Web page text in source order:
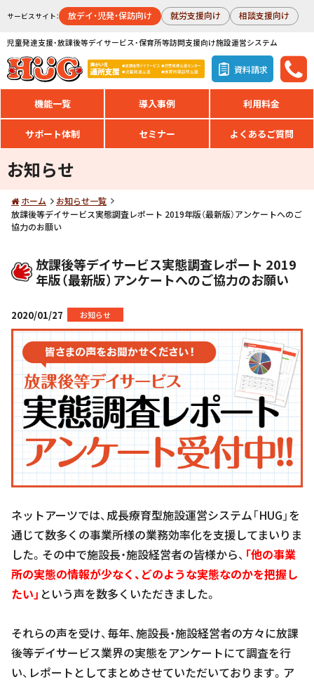
サービスサイト： 放デイ・児発・保訪向け 就労支援向け 相談支援向け
児童発達支援・放課後等デイサービス・保育所等訪問支援向け施設運営システム
資料請求
機能一覧 導入事例 利用料金
サポート体制 セミナー よくあるご質問
お知らせ
ホーム
お知らせ一覧
放課後等デイサービス実態調査レポート 2019年版（最新版）アンケートへのご
協力のお願い
放課後等デイサービス実態調査レポート 2019
年版（最新版）アンケートへのご協力のお願い
2020/01/27 お知らせ
ネットアーツでは、成長療育型施設運営システム「HUG」を
通じて数多くの事業所様の業務効率化を支援してまいりま
した。その中で施設長・施設経営者の皆様から、 「他の事業
所の実態の情報が少なく、どのような実態なのかを把握し
たい」 という声を数多くいただきました。
それらの声を受け、毎年、施設長・施設経営者の方々に放課
後等デイサービス業界の実態をアンケートにて調査を行
い、レポートとしてまとめさせていただいております。ア